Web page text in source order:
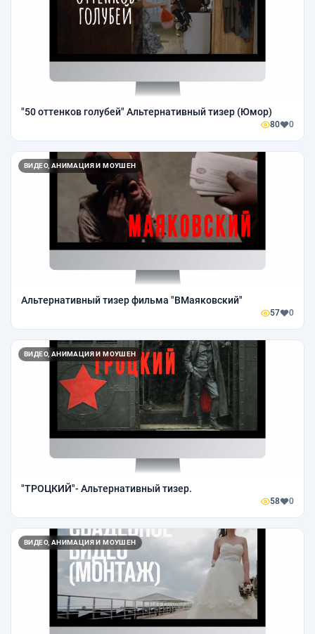
"50 оттенков голубей" Альтернативный тизер (Юмор)
80 0
ВИДЕО, АНИМАЦИЯ И МОУШЕН
Альтернативный тизер фильма "ВМаяковский"
57 0
ВИДЕО, АНИМАЦИЯ И МОУШЕН
"ТРОЦКИЙ"- Альтернативный тизер.
58 0
ВИДЕО, АНИМАЦИЯ И МОУШЕН